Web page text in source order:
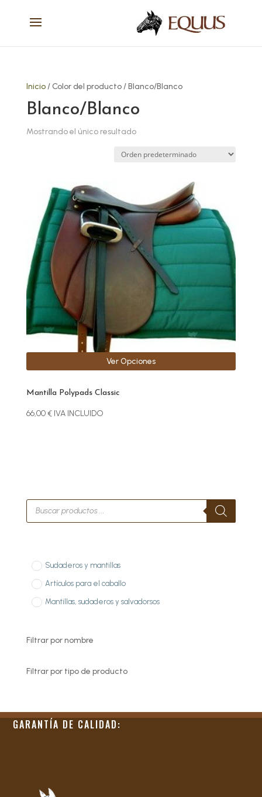
Inicio/ Color del producto / Blanco/Blanco
Blanco/Blanco
Mostrando el único resultado
Mantilla Polypads Classic
66,00€ IVA INCLUIDO
Ver Opciones
producto
múltiples
variantes.
Las
opciones
se
pueden
elegir
en
la
página
de
Búsqueda
productos
Sudaderos y mantillas
Artículos para el caballo
Mantillas, sudaderos y salvadorsos
Filtrar por nombre
Filtrar por tipo de producto
GARANTÍA DE CALIDAD: